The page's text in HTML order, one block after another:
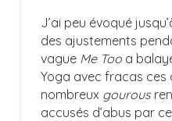
J’ai peu évoqué
des ajustements
vague Me Too a
Yoga avec fracas ces
nombreux gourous
accusés d’abus par